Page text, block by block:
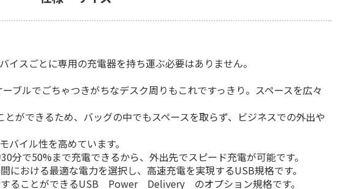
スごとに専用の充電器を持ち運ぶ必要はありません。
ブルでごちゃつきがちなデスク周りもこれですっきり。スペースを広々
できるため、バッグの中でもスペースを取らず、ビジネスでの外出や
イル性を高めています。
50%まで充電できるから、外出先でスピード充電が可能です。
ける最適な電力を選択し、高速充電を実現するUSB規格です。
ることができるUSB Power Delivery のオプション規格です。